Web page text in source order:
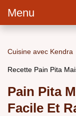
Menu
Cuisine avec Kendra
Recette Pain Pita
Pain Pita
Facile Et